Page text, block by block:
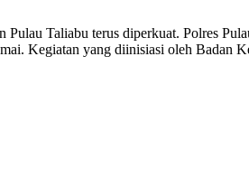
Taliabu terus diperkuat. Polres
Kegiatan yang diinisiasi oleh Badan